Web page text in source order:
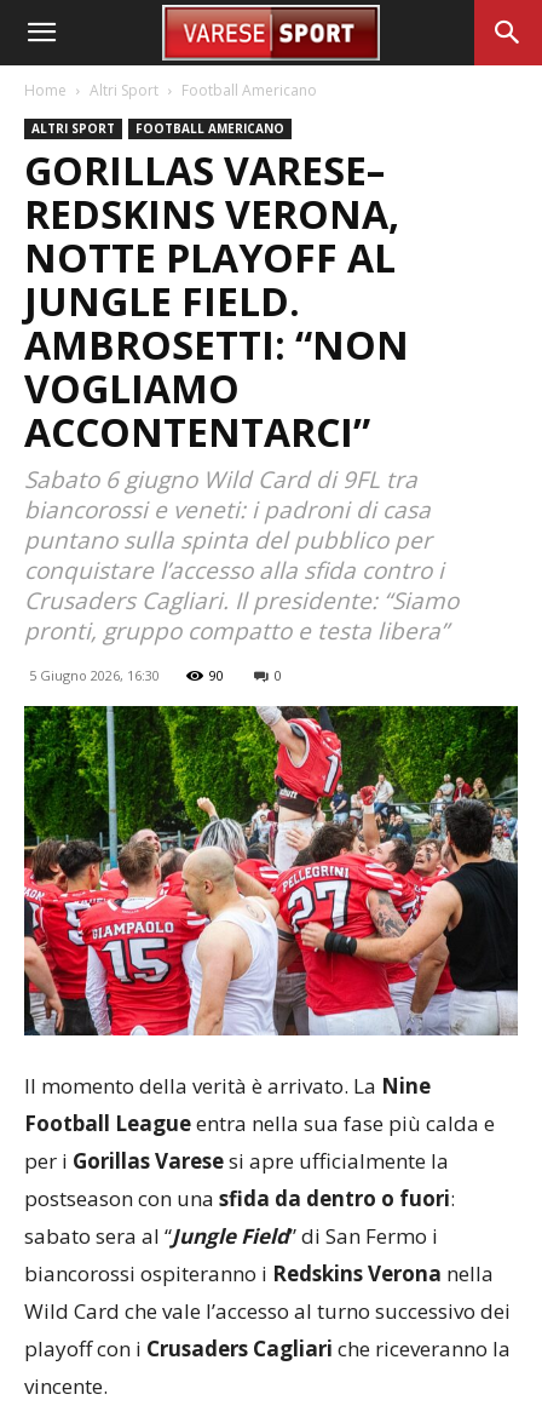
Home Altri Sport Football Americano
ALTRI SPORT FOOTBALL AMERICANO
GORILLAS VARESE–
REDSKINS VERONA,
NOTTE PLAYOFF AL
JUNGLE FIELD.
AMBROSETTI: “NON
VOGLIAMO
ACCONTENTARCI”
Sabato 6 giugno Wild Card di 9FL tra
biancorossi e veneti: i padroni di casa
puntano sulla spinta del pubblico per
conquistare l’accesso alla sfida contro i
Crusaders Cagliari. Il presidente: “Siamo
pronti, gruppo compatto e testa libera”
5 Giugno 2026, 16:30 90 0
Il momento della verità è arrivato. La Nine
Football Leagueentra nella sua fase più calda e
per i Gorillas Varesesi apre ufficialmente la
postseason con una sfida da dentro o fuori:
sabato sera al “Jungle Field” di San Fermo i
biancorossi ospiteranno i Redskins Verona nella
Wild Card che vale l’accesso al turno successivo dei
playoff con i Crusaders Cagliari che riceveranno la
vincente.